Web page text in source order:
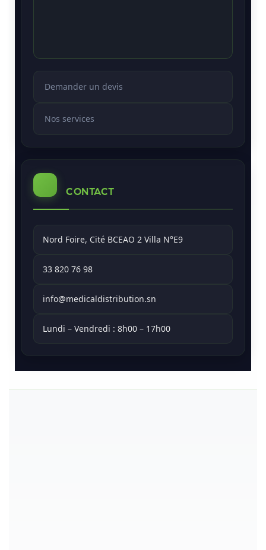
Demander un devis
Nos services
CONTACT
Nord Foire, Cité BCEAO 2 Villa N°E9
33 820 76 98
info@medicaldistribution.sn
Lundi – Vendredi : 8h00 – 17h00